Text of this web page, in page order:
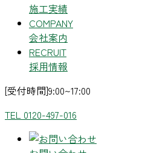
施工実績
COMPANY
会社案内
RECRUIT
採用情報
[受付時間]9:00~17:00
TEL 0120-497-016